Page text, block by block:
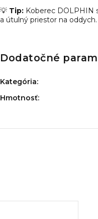
💡 Tip: Koberec DOLPHIN
a útulný priestor na oddych.
Dodatočné
Kategória:
Hmotnosť: